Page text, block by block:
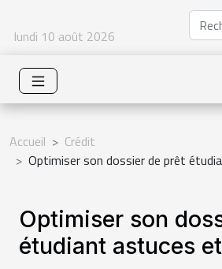
lundi 10 août 2026
Accueil
Crédit
Optimiser son dossier de prêt
Optimiser son
étudiant astuces